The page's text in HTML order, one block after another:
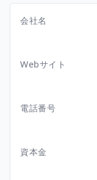
会社名
Webサイト
電話番号
資本金